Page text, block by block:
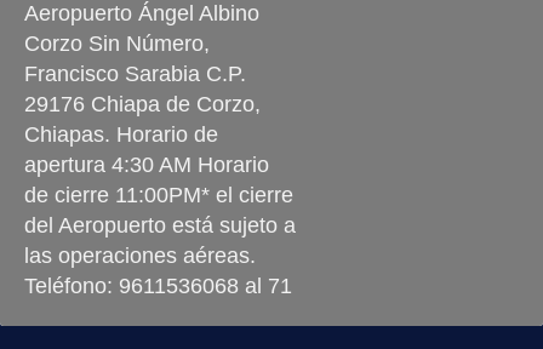
Aeropuerto Ángel Albino
Corzo Sin Número,
Francisco Sarabia C.P.
29176 Chiapa de Corzo,
Chiapas. Horario de
apertura 4:30 AM Horario
de cierre 11:00PM* el cierre
del Aeropuerto está sujeto a
las operaciones aéreas.
Teléfono: 9611536068 al 71